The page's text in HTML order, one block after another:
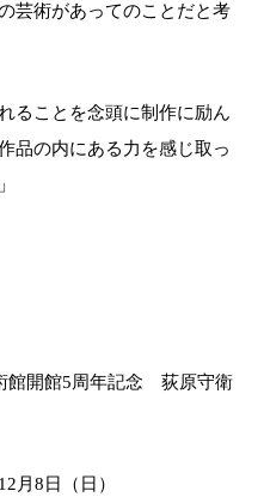
芸術があってのことだと考
ることを念頭に制作に励ん
品の内にある力を感じ取っ
館開館5周年記念 荻原守衛
月8日（日）